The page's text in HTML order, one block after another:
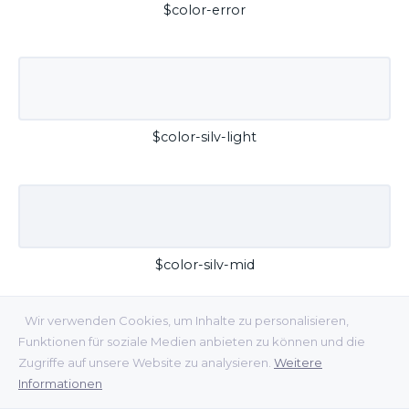
Wir verwenden Cookies, um Inhalte zu personalisieren,
Funktionen für soziale Medien anbieten zu können und die
Zugriffe auf unsere Website zu analysieren. Weitere
Informationen
$color-error
$color-silv-light
$color-silv-mid